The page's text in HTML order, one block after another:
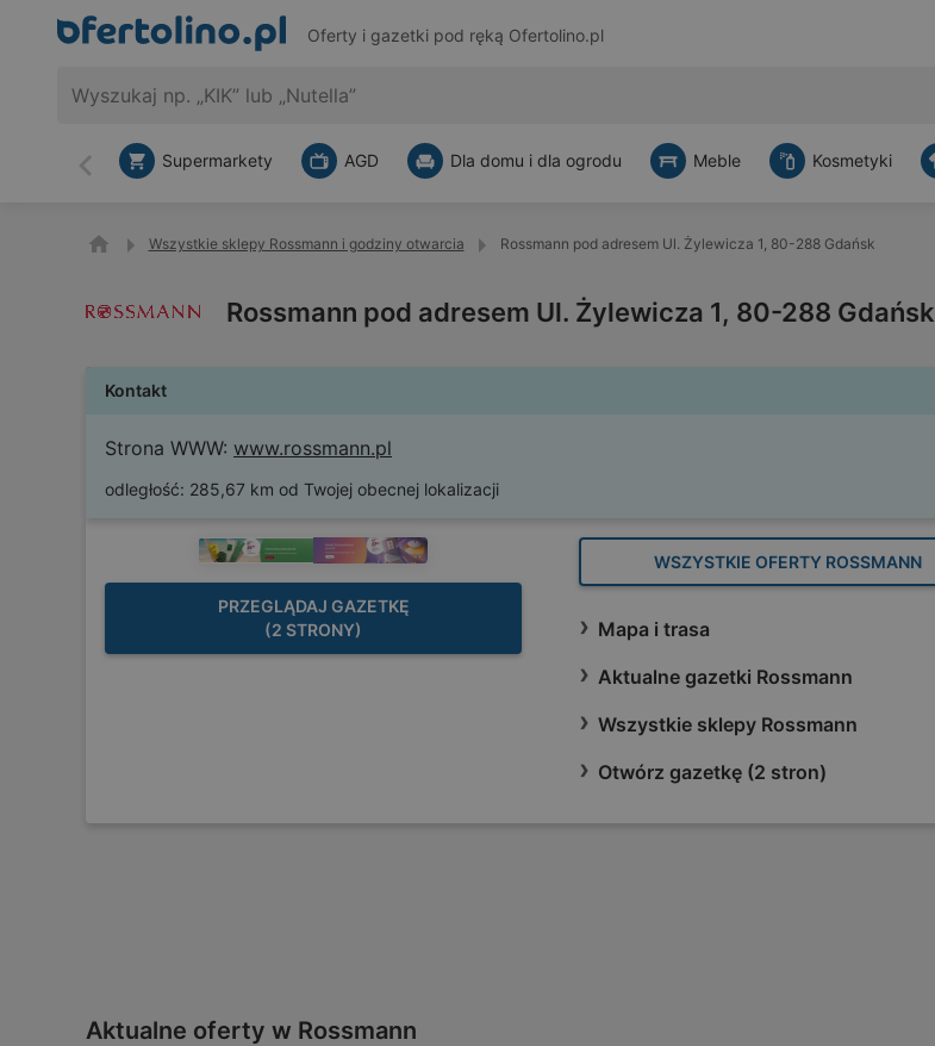
Oferty i gazetki pod ręką Ofertolino.pl
Wstecz
Supermarkety AGD Dla domu i dla ogrodu Meble Kosmetyki
Wszystkie sklepy Rossmann i godziny otwarcia Rossmann pod adresem Ul. Żylewicza 1, 80-288 Gdańsk
Rossmann pod adresem Ul. Żylewicza 1, 80-288 Gdańsk
Kontakt
Strona WWW: www.rossmann.pl
odległość: 285,67 km od Twojej obecnej lokalizacji
PRZEGLĄDAJ GAZETKĘ
(2 STRONY)
WSZYSTKIE OFERTY ROSSMANN
Mapa i trasa
Aktualne gazetki Rossmann
Wszystkie sklepy Rossmann
Otwórz gazetkę (2 stron)
Aktualne oferty w Rossmann